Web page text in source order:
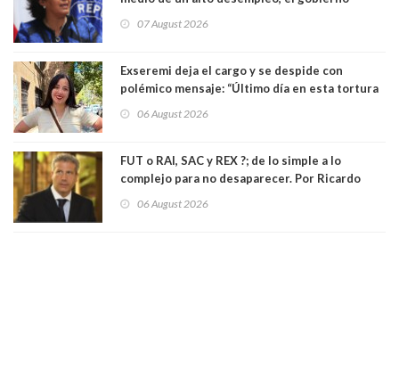
07 August 2026
Exseremi deja el cargo y se despide con
polémico mensaje: “Último día en esta tortura
06 August 2026
FUT o RAI, SAC y REX ?; de lo simple a lo
complejo para no desaparecer. Por Ricardo
06 August 2026